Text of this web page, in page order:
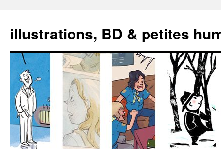
illustrations, BD & petites